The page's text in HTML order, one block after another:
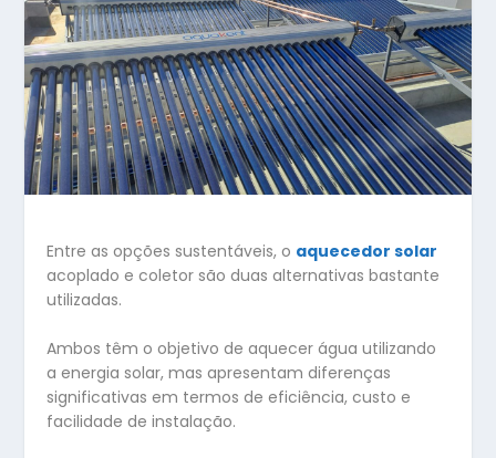
Entre as opções sustentáveis, o aquecedor solar
acoplado e coletor são duas alternativas bastante
utilizadas.
Ambos têm o objetivo de aquecer água utilizando
a energia solar, mas apresentam diferenças
significativas em termos de eficiência, custo e
facilidade de instalação.